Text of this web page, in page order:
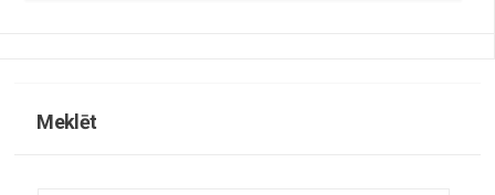
Meklēt